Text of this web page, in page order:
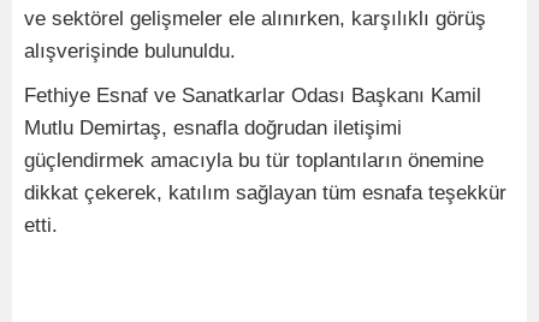
ve sektörel gelişmeler ele alınırken, karşılıklı görüş
alışverişinde bulunuldu.
Fethiye Esnaf ve Sanatkarlar Odası Başkanı Kamil
Mutlu Demirtaş, esnafla doğrudan iletişimi
güçlendirmek amacıyla bu tür toplantıların önemine
dikkat çekerek, katılım sağlayan tüm esnafa teşekkür
etti.